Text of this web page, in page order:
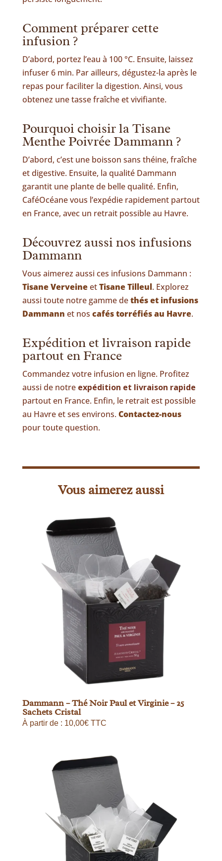
Comment préparer cette
infusion ?
D’abord, portez l’eau à 100 °C. Ensuite, laissez
infuser 6 min. Par ailleurs, dégustez-la après le
repas pour faciliter la digestion. Ainsi, vous
obtenez une tasse fraîche et vivifiante.
Pourquoi choisir la Tisane
Menthe Poivrée Dammann ?
D’abord, c’est une boisson sans théine, fraîche
et digestive. Ensuite, la qualité Dammann
garantit une plante de belle qualité. Enfin,
CaféOcéane vous l’expédie rapidement partout
en France, avec un retrait possible au Havre.
Découvrez aussi nos infusions
Dammann
Vous aimerez aussi ces infusions Dammann :
Tisane VerveineetTisane Tilleul. Explorez
aussi toute notre gamme dethés et infusions
Dammann et nos cafés torréfiés au Havre.
Expédition et livraison rapide
partout en France
Commandez votre infusion en ligne. Profitez
aussi de notre expédition et livraison rapide
partout en France. Enfin, le retrait est possible
au Havre et ses environs. Contactez-nous
pour toute question.
Vous aimerez aussi
Dammann – Thé Noir Paul et Virginie – 25
Sachets Cristal
À partir de : 10,00€TTC